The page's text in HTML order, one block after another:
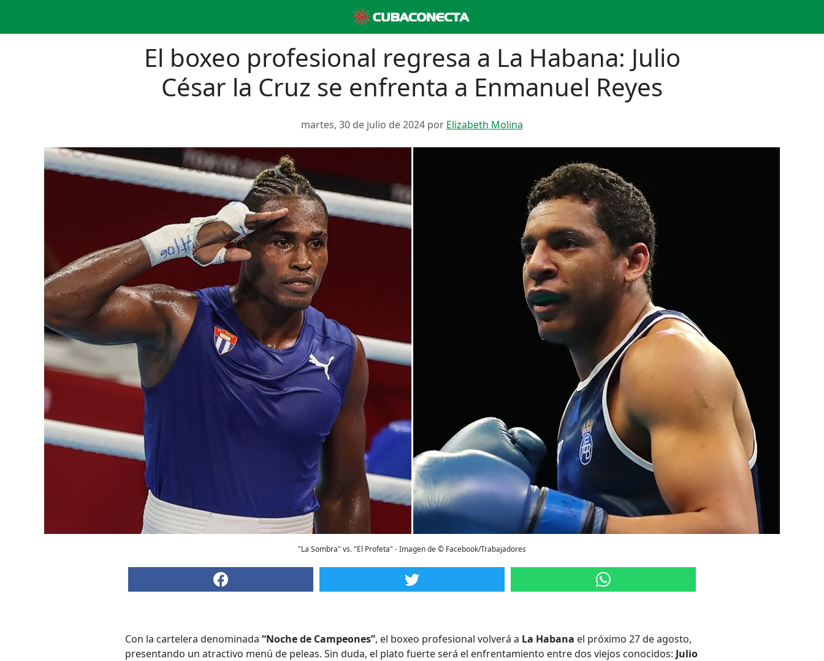
El boxeo profesional regresa a La Habana: Julio
César la Cruz se enfrenta a Enmanuel Reyes
martes, 30 de julio de 2024 por Elizabeth Molina
"La Sombra" vs. "El Profeta" - Imagen de © Facebook/Trabajadores
Con la cartelera denominada “Noche de Campeones”, el boxeo profesional volverá a La Habana el próximo 27 de agosto,
presentando un atractivo menú de peleas. Sin duda, el plato fuerte será el enfrentamiento entre dos viejos conocidos: Julio